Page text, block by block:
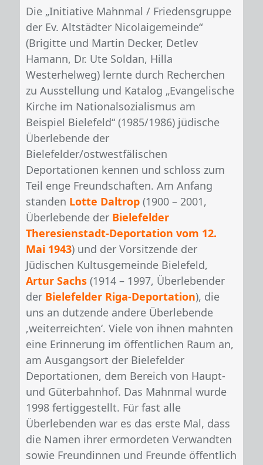
Die „Initiative Mahnmal / Friedensgruppe
der Ev. Altstädter Nicolaigemeinde“
(Brigitte und Martin Decker, Detlev
Hamann, Dr. Ute Soldan, Hilla
Westerhelweg) lernte durch Recherchen
zu Ausstellung und Katalog „Evangelische
Kirche im Nationalsozialismus am
Beispiel Bielefeld“ (1985/1986) jüdische
Überlebende der
Bielefelder/ostwestfälischen
Deportationen kennen und schloss zum
Teil enge Freundschaften. Am Anfang
standen Lotte Daltrop (1900 – 2001,
Überlebende der Bielefelder
Theresienstadt-Deportation vom 12.
Mai 1943) und der Vorsitzende der
Jüdischen Kultusgemeinde Bielefeld,
Artur Sachs (1914 – 1997, Überlebender
der Bielefelder Riga-Deportation), die
uns an dutzende andere Überlebende
‚weiterreichten‘. Viele von ihnen mahnten
eine Erinnerung im öffentlichen Raum an,
am Ausgangsort der Bielefelder
Deportationen, dem Bereich von Haupt-
und Güterbahnhof. Das Mahnmal wurde
1998 fertiggestellt. Für fast alle
Überlebenden war es das erste Mal, dass
die Namen ihrer ermordeten Verwandten
sowie Freundinnen und Freunde öffentlich